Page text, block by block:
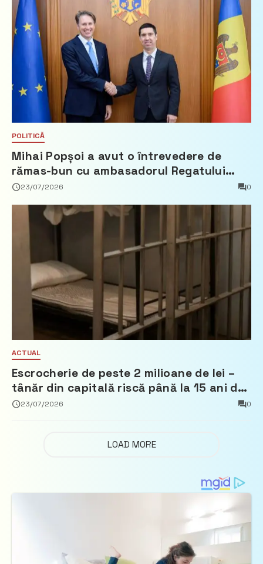
POLITICĂ
Mihai Popșoi a avut o întrevedere de
rămas-bun cu ambasadorul Regatului
Țărilor de Jos, Fred Duijn
23/07/2026 0
ACTUAL
Escrocherie de peste 2 milioane de lei –
tânăr din capitală riscă până la 15 ani de
închisoare
23/07/2026 0
LOAD MORE